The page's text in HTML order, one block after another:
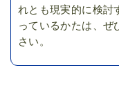
れとも現実的に検討
っているかたは、ぜ
さい。